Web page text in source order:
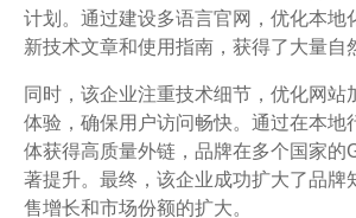
计划。通过建设多语言官网，优化本地
新技术文章和使用指南，获得了大量自
同时，该企业注重技术细节，优化网站
体验，确保用户访问畅快。通过在本地
体获得高质量外链，品牌在多个国家的
著提升。最终，该企业成功扩大了品牌
售增长和市场份额的扩大。